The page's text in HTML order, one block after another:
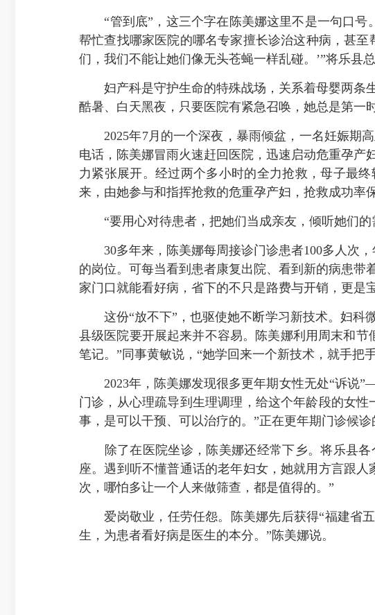
“管到底”，这三个字在陈美娜这里不是一句口号
帮忙查找哪家医院的哪名专家擅长诊治这种病，甚
们，我们不能让她们像无头苍蝇一样乱碰。’”将乐县
妇产科是守护生命的特殊战场，关系着母婴两条生
酷暑、白天黑夜，只要医院有紧急召唤，她总是第一
2025年7月的一个深夜，暴雨倾盆，一名妊娠期高
电话，陈美娜冒雨火速赶回医院，迅速启动危重孕
力紧张展开。经过两个多小时的全力抢救，母子最终
来，由她参与和指挥抢救的危重孕产妇，抢救成功率
“要用心对待患者，把她们当成亲友，倾听她们的
30多年来，陈美娜每周接诊门诊患者100多人次，
的岗位。可每当看到患者康复出院、看到新的病患
家门口就能看好病，省下的不只是路费与开销，更是
这份“放不下”，也驱使她不断学习新技术。妇科
县级医院要开展起来并不容易。陈美娜利用周末和
笔记。”同事黄敏说，“她学回来一个新技术，就手把
2023年，陈美娜发现很多更年期女性无处“诉说
门诊，从心理疏导到生理调理，给这个年龄段的女
事，是可以干预、可以治疗的。”正在更年期门诊候诊
除了在医院坐诊，陈美娜还经常下乡。将乐县各
座。遇到听不懂普通话的老年妇女，她就用方言跟
次，哪怕多让一个人来做筛查，都是值得的。”
爱岗敬业，任劳任怨。陈美娜先后获得“福建省五
生，为患者看好病是医生的本分。”陈美娜说。